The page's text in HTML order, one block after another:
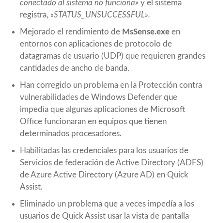
conectado al sistema no funciona» y el sistema
registra, «STATUS_UNSUCCESSFUL».
Mejorado el rendimiento de MsSense.exe en
entornos con aplicaciones de protocolo de
datagramas de usuario (UDP) que requieren grandes
cantidades de ancho de banda.
Han corregido un problema en la Protección contra
vulnerabilidades de Windows Defender que
impedía que algunas aplicaciones de Microsoft
Office funcionaran en equipos que tienen
determinados procesadores.
Habilitadas las credenciales para los usuarios de
Servicios de federación de Active Directory (ADFS)
de Azure Active Directory (Azure AD) en Quick
Assist.
Eliminado un problema que a veces impedía a los
usuarios de Quick Assist usar la vista de pantalla